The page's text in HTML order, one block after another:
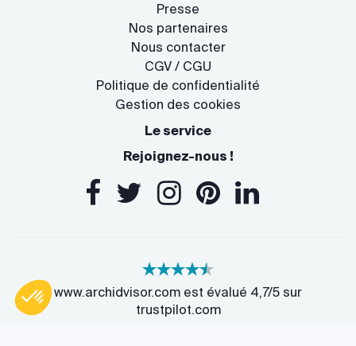
Presse
Nos partenaires
Nous contacter
CGV / CGU
Politique de confidentialité
Gestion des cookies
Le service
Rejoignez-nous !
www.archidvisor.com est évalué 4,7/5 sur
trustpilot.com